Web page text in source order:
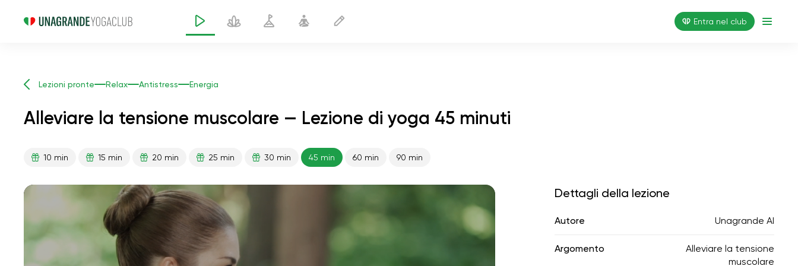
Entra nel club
Lezioni pronte Relax Antistress Energia
Alleviare la tensione muscolare — Lezione di yoga 45 minuti
10 min 15 min 20 min 25 min 30 min 45 min 60 min 90 min
Dettagli della lezione
Autore Unagrande AI
Argomento
Alleviare la tensione
muscolare